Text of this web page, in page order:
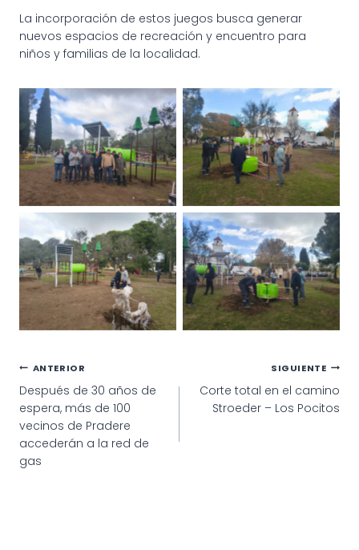
La incorporación de estos juegos busca generar
nuevos espacios de recreación y encuentro para
niños y familias de la localidad.
Navegación
de
entradas
ANTERIOR
Después de 30 años de
espera, más de 100
vecinos de Pradere
accederán a la red de
gas
SIGUIENTE
Corte total en el camino
Stroeder – Los Pocitos